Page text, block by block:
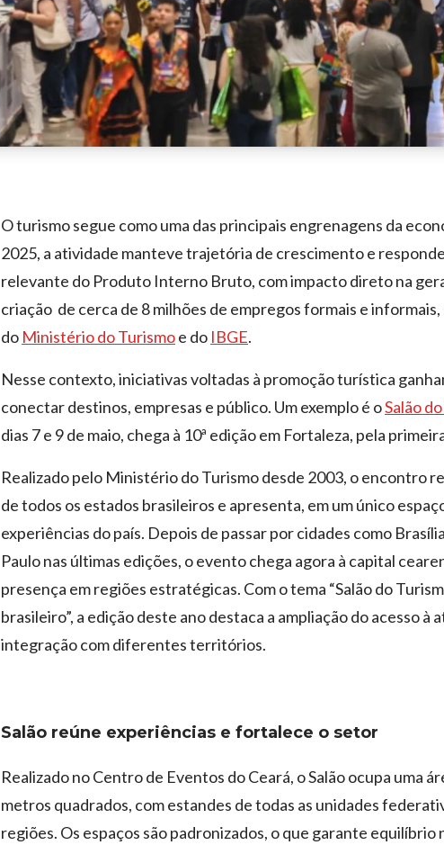
O turismo segue como uma das principais engrenagens da
2025, a atividade manteve trajetória de crescimento e
relevante do Produto Interno Bruto, com impacto direto na
criação de cerca de 8 milhões de empregos formais e
do Ministério do Turismoe do IBGE.
Nesse contexto, iniciativas voltadas à promoção turística
conectar destinos, empresas e público. Um exemplo é oSalão
dias 7 e 9 de maio, chega à 10ª edição em Fortaleza, pela
Realizado pelo Ministério do Turismo desde 2003, o encontro
de todos os estados brasileiros e apresenta, em um único
experiências do país. Depois de passar por cidades como
Paulo nas últimas edições, o evento chega agora à capital
presença em regiões estratégicas. Com o tema “Salão do
brasileiro”, a edição deste ano destaca a ampliação do acesso à
integração com diferentes territórios.
Salão reúne experiências e fortalece o setor
Realizado no Centro de Eventos do Ceará, o Salão ocupa uma
metros quadrados, com estandes de todas as unidades
regiões. Os espaços são padronizados, o que garante equilíbrio